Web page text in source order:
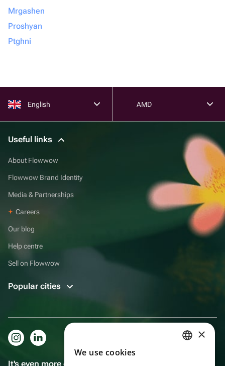
Mrgashen
Proshyan
Ptghni
English AMD
Useful links
About Flowwow
Flowwow Brand Identity
Media & Partnerships
Careers
Our blog
Help centre
Sell on Flowwow
Popular cities
It's even more convenient in the app!
×
We use cookies